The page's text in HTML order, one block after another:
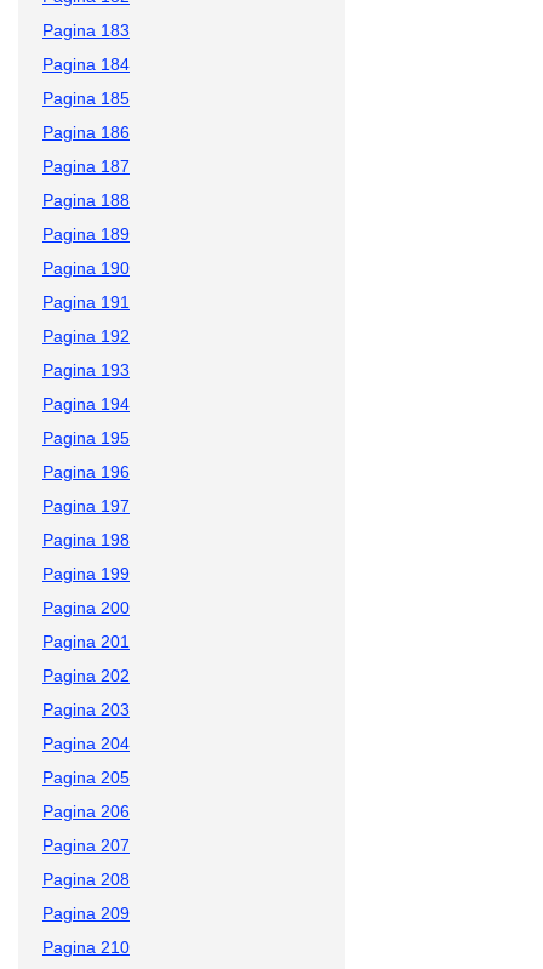
Pagina 183
Pagina 184
Pagina 185
Pagina 186
Pagina 187
Pagina 188
Pagina 189
Pagina 190
Pagina 191
Pagina 192
Pagina 193
Pagina 194
Pagina 195
Pagina 196
Pagina 197
Pagina 198
Pagina 199
Pagina 200
Pagina 201
Pagina 202
Pagina 203
Pagina 204
Pagina 205
Pagina 206
Pagina 207
Pagina 208
Pagina 209
Pagina 210